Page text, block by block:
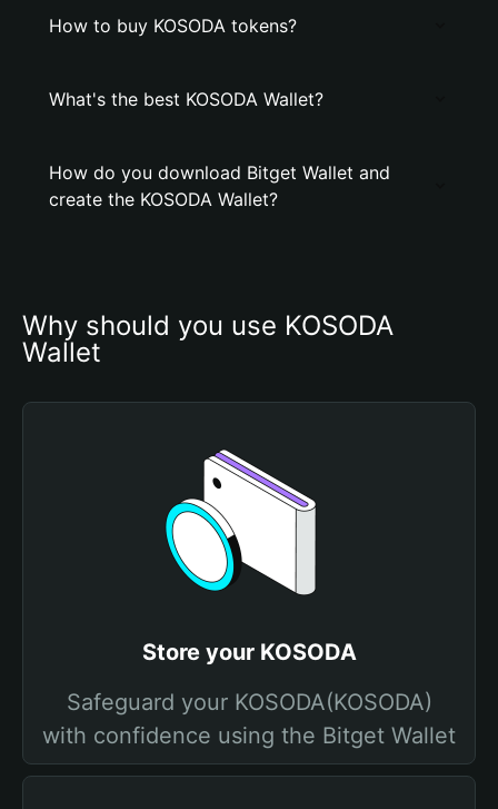
How to buy KOSODA tokens?
What's the best KOSODA Wallet?
How do you download Bitget Wallet and
create the KOSODA Wallet?
Why should you use KOSODA
Wallet
Store your KOSODA
Safeguard your KOSODA(KOSODA)
with confidence using the Bitget Wallet